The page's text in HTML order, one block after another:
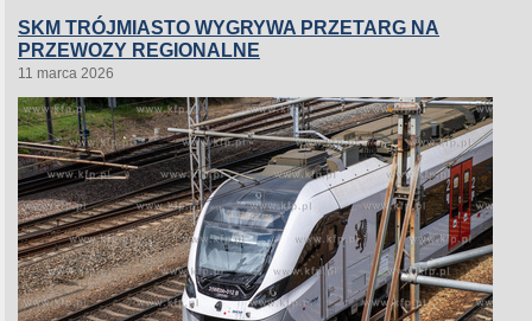
SKM TRÓJMIASTO WYGRYWA PRZETARG NA
PRZEWOZY REGIONALNE
11 marca 2026